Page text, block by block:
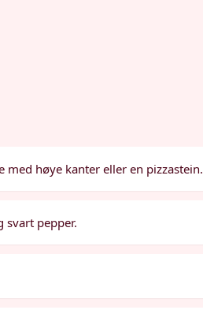
med høye kanter eller en pizzastein.
svart pepper.